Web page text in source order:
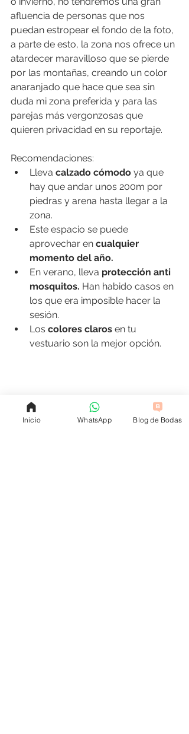
afluencia de personas que nos
puedan estropear el fondo de la foto,
a parte de esto, la zona nos ofrece un
atardecer maravilloso que se pierde
por las montañas, creando un color
anaranjado que hace que sea sin
duda mi zona preferida y para las
parejas más vergonzosas que
quieren privacidad en su reportaje.
Recomendaciones:
Lleva calzado cómodo ya que
hay que andar unos 200m por
piedras y arena hasta llegar a la
zona.
Este espacio se puede
aprovechar en cualquier
momento del año.
En verano, lleva protección anti
mosquitos. Han habido casos en
los que era imposible hacer la
sesión.
Los colores claros en tu
vestuario son la mejor opción.
Inicio WhatsApp Blog de Bodas